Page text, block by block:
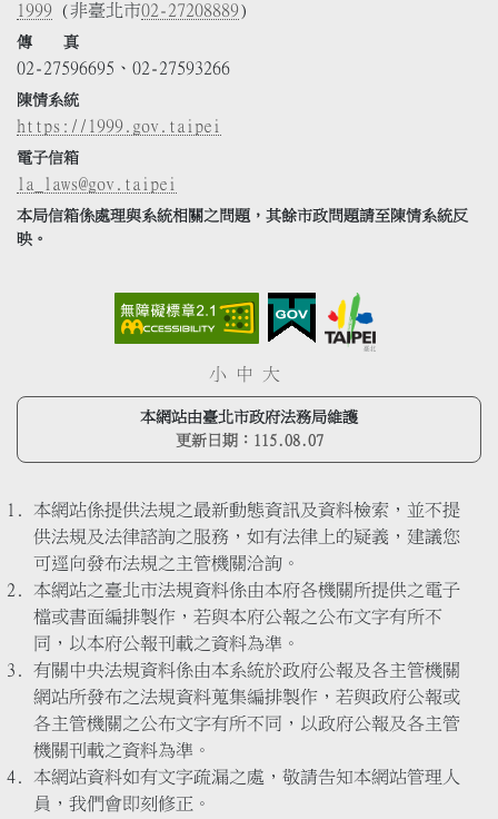
1999 (非臺北市02-27208889)
傳 真
02-27596695、02-27593266
陳情系統
https://1999.gov.taipei
電子信箱
la_laws@gov.taipei
本局信箱係處理與系統相關之問題，其餘市政問題請至陳情系統反
映。
小 中 大
本網站由臺北市政府法務局維護
更新日期： 115.08.07
本網站係提供法規之最新動態資訊及資料檢索，並不提
供法規及法律諮詢之服務，如有法律上的疑義，建議您
可逕向發布法規之主管機關洽詢。
本網站之臺北市法規資料係由本府各機關所提供之電子
檔或書面編排製作，若與本府公報之公布文字有所不
同，以本府公報刊載之資料為準。
有關中央法規資料係由本系統於政府公報及各主管機關
網站所發布之法規資料蒐集編排製作，若與政府公報或
各主管機關之公布文字有所不同，以政府公報及各主管
機關刊載之資料為準。
本網站資料如有文字疏漏之處，敬請告知本網站管理人
員，我們會即刻修正。